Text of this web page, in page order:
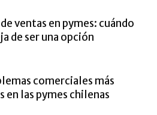
ventas en pymes: cuándo
de ser una opción
comerciales más
en las pymes chilenas